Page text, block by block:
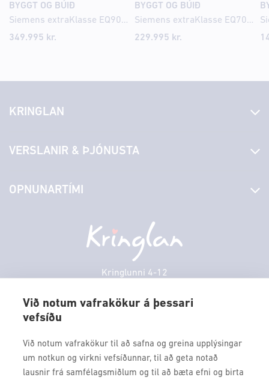
Við notum vafrakökur á þessari
vefsíðu
Við notum vafrakökur til að safna og greina upplýsingar
um notkun og virkni vefsíðunnar, til að geta notað
lausnir frá samfélagsmiðlum og til að bæta efni og birta
BYGGT OG BÚIÐ
Siemens extraKlasse EQ900 iAroma Espresso kaffivél
349.995 kr.
BYGGT OG BÚIÐ
Siemens extraKlasse EQ700 iAroma Espresso kaffivél
229.995 kr.
Kringlunni 4-12
kringlan@kringlan.is
KRINGLAN
Laus störf
Hafðu samband
Persónuverndarstefna
VERSLANIR & ÞJÓNUSTA
Borgarbókasafn
Borgarleikhúsið
Ævintýraland
OPNUNARTÍMI
Fimmtudagur